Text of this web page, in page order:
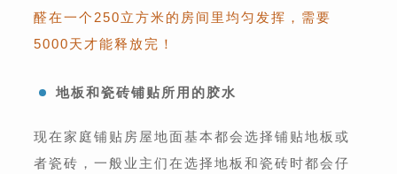
醛在一个250立方米的房间里均匀发挥，需要
5000天才能释放完！
地板和瓷砖铺贴所用的胶水
现在家庭铺贴房屋地面基本都会选择铺贴地板或
者瓷砖，一般业主们在选择地板和瓷砖时都会仔